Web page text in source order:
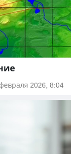
2026, 8:04